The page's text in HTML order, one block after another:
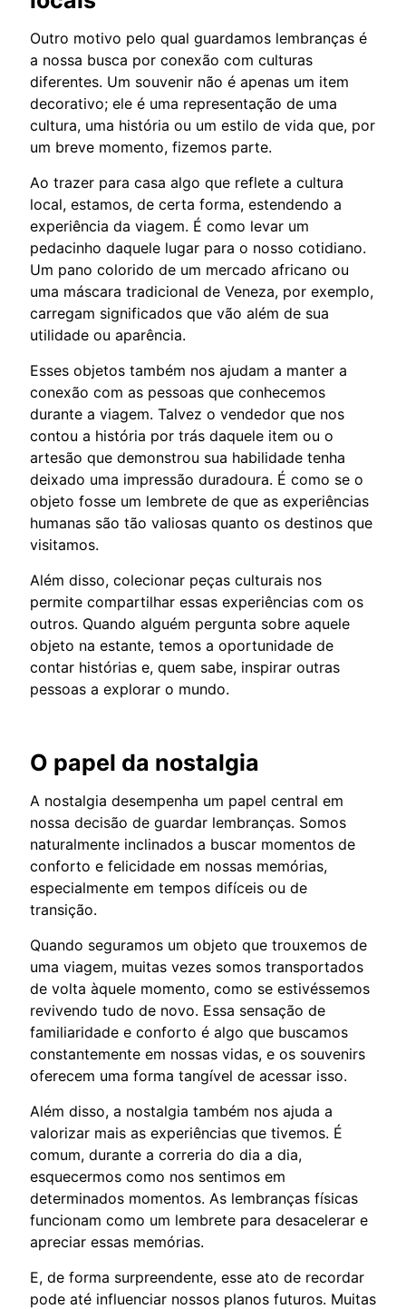
Outro motivo pelo qual guardamos lembranças é
a nossa busca por conexão com culturas
diferentes. Um souvenir não é apenas um item
decorativo; ele é uma representação de uma
cultura, uma história ou um estilo de vida que, por
um breve momento, fizemos parte.
Ao trazer para casa algo que reflete a cultura
local, estamos, de certa forma, estendendo a
experiência da viagem. É como levar um
pedacinho daquele lugar para o nosso cotidiano.
Um pano colorido de um mercado africano ou
uma máscara tradicional de Veneza, por exemplo,
carregam significados que vão além de sua
utilidade ou aparência.
Esses objetos também nos ajudam a manter a
conexão com as pessoas que conhecemos
durante a viagem. Talvez o vendedor que nos
contou a história por trás daquele item ou o
artesão que demonstrou sua habilidade tenha
deixado uma impressão duradoura. É como se o
objeto fosse um lembrete de que as experiências
humanas são tão valiosas quanto os destinos que
visitamos.
Além disso, colecionar peças culturais nos
permite compartilhar essas experiências com os
outros. Quando alguém pergunta sobre aquele
objeto na estante, temos a oportunidade de
contar histórias e, quem sabe, inspirar outras
pessoas a explorar o mundo.
O papel da nostalgia
A nostalgia desempenha um papel central em
nossa decisão de guardar lembranças. Somos
naturalmente inclinados a buscar momentos de
conforto e felicidade em nossas memórias,
especialmente em tempos difíceis ou de
transição.
Quando seguramos um objeto que trouxemos de
uma viagem, muitas vezes somos transportados
de volta àquele momento, como se estivéssemos
revivendo tudo de novo. Essa sensação de
familiaridade e conforto é algo que buscamos
constantemente em nossas vidas, e os souvenirs
oferecem uma forma tangível de acessar isso.
Além disso, a nostalgia também nos ajuda a
valorizar mais as experiências que tivemos. É
comum, durante a correria do dia a dia,
esquecermos como nos sentimos em
determinados momentos. As lembranças físicas
funcionam como um lembrete para desacelerar e
apreciar essas memórias.
E, de forma surpreendente, esse ato de recordar
pode até influenciar nossos planos futuros. Muitas